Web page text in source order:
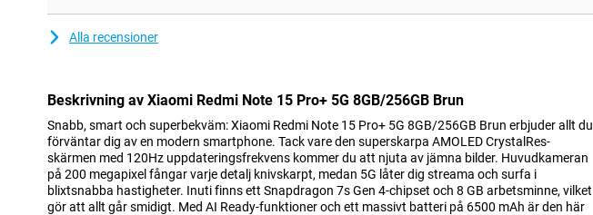
Alla recensioner
Beskrivning av Xiaomi Redmi Note 15 Pro+ 5G 8GB/256GB Brun
Snabb, smart och superbekväm: Xiaomi Redmi Note 15 Pro+ 5G 8GB/256GB Brun erbjuder allt du
förväntar dig av en modern smartphone. Tack vare den superskarpa AMOLED CrystalRes-
skärmen med 120Hz uppdateringsfrekvens kommer du att njuta av jämna bilder. Huvudkameran
på 200 megapixel fångar varje detalj knivskarpt, medan 5G låter dig streama och surfa i
blixtsnabba hastigheter. Inuti finns ett Snapdragon 7s Gen 4-chipset och 8 GB arbetsminne, vilket
gör att allt går smidigt. Med AI Ready-funktioner och ett massivt batteri på 6500 mAh är den här